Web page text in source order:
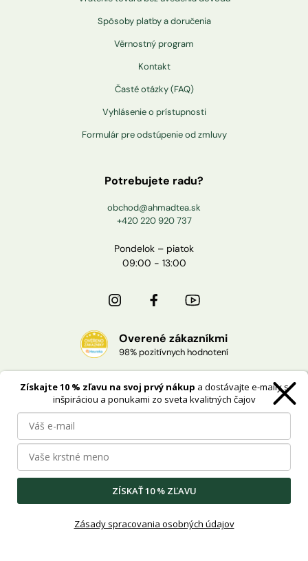
Spôsoby platby a doručenia
Věrnostný program
Kontakt
Časté otázky (FAQ)
Vyhlásenie o prístupnosti
Formulár pre odstúpenie od zmluvy
Potrebujete radu?
obchod@ahmadtea.sk
+420 220 920 737
Pondelok – piatok
09:00 - 13:00
Overené zákazníkmi
98% pozitívnych hodnotení
Doprava zdarma
Oficiálnej distribúcie
Cookies Ochrana osobných údajov
Copyright ©2012-2026Big Shock s.r.o.
Získajte 10 % zľavu na svoj prvý nákup a dostávajte e-maily s
inšpiráciou a ponukami zo sveta kvalitných čajov
ZÍSKAŤ 10 % ZĽAVU
Zásady spracovania osobných údajov